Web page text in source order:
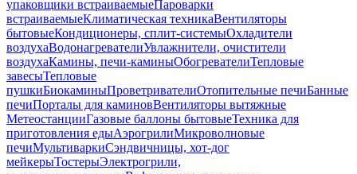
упаковщики встраиваемыеПароварки
встраиваемыеКлиматическая техникаВентиляторы
бытовыеКондиционеры, сплит-системыОхладители
воздухаВодонагревателиУвлажнители, очистители
воздухаКамины, печи-каминыОбогревателиТепловые
завесыТепловые
пушкиБиокаминыПроветривателиОтопительные печиБанные
печиПорталы для каминовВентиляторы вытяжные
МетеостанцииГазовые баллоны бытовыеТехника для
приготовления едыАэрогрилиМикроволновые
печиМультиваркиСэндвичницы, хот-дог
мейкерыТостерыЭлектрогрили,